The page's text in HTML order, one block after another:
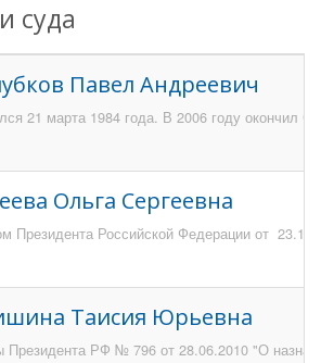
суда
Павел Андреевич
21 марта 1984 года. В 2006 году окончил
Ольга Сергеевна
Президента Российской Федерации от
Таисия Юрьевна
Президента РФ № 796 от 28.06.2010 "О